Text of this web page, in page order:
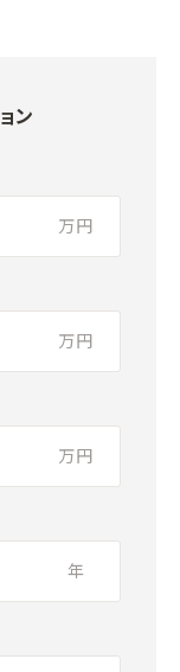
ン
万円
万円
万円
年